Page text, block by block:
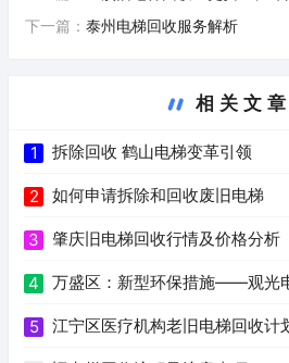
下一篇： 泰州电梯回收服务解析
相关文章
1 拆除回收 鹤山电梯变革引领
2 如何申请拆除和回收废旧电梯
3 肇庆旧电梯回收行情及价格分析
4 万盛区：新型环保措施——观光
5 江宁区医疗机构老旧电梯回收计